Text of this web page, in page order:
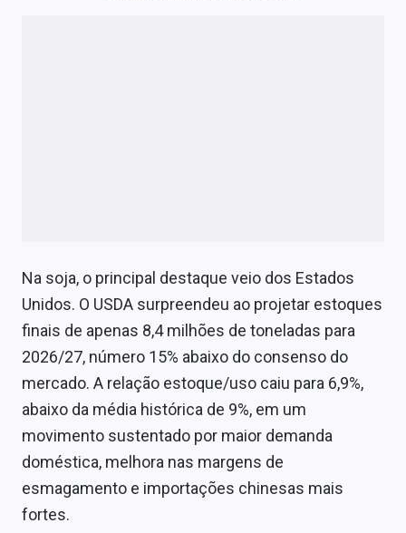
Na soja, o principal destaque veio dos Estados
Unidos. O USDA surpreendeu ao projetar estoques
finais de apenas 8,4 milhões de toneladas para
2026/27, número 15% abaixo do consenso do
mercado. A relação estoque/uso caiu para 6,9%,
abaixo da média histórica de 9%, em um
movimento sustentado por maior demanda
doméstica, melhora nas margens de
esmagamento e importações chinesas mais
fortes.